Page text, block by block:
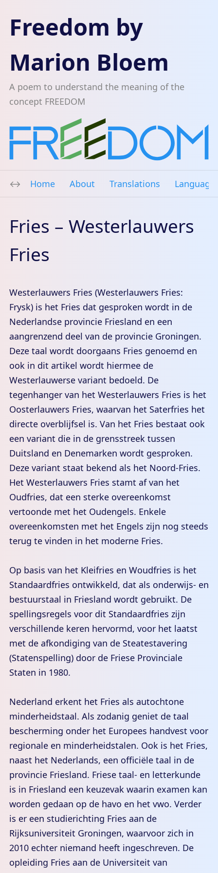
Freedom by
Marion Bloem
A poem to understand the meaning of the
concept FREEDOM
Home About Translations
Fries – Westerlauwers
Fries
Westerlauwers Fries (Westerlauwers Fries:
Frysk) is het Fries dat gesproken wordt in de
Nederlandse provincie Friesland en een
aangrenzend deel van de provincie Groningen.
Deze taal wordt doorgaans Fries genoemd en
ook in dit artikel wordt hiermee de
Westerlauwerse variant bedoeld. De
tegenhanger van het Westerlauwers Fries is het
Oosterlauwers Fries, waarvan het Saterfries het
directe overblijfsel is. Van het Fries bestaat ook
een variant die in de grensstreek tussen
Duitsland en Denemarken wordt gesproken.
Deze variant staat bekend als het Noord-Fries.
Het Westerlauwers Fries stamt af van het
Oudfries, dat een sterke overeenkomst
vertoonde met het Oudengels. Enkele
overeenkomsten met het Engels zijn nog steeds
terug te vinden in het moderne Fries.
Op basis van het Kleifries en Woudfries is het
Standaardfries ontwikkeld, dat als onderwijs- en
bestuurstaal in Friesland wordt gebruikt. De
spellingsregels voor dit Standaardfries zijn
verschillende keren hervormd, voor het laatst
met de afkondiging van de Steatestavering
(Statenspelling) door de Friese Provinciale
Staten in 1980.
Nederland erkent het Fries als autochtone
minderheidstaal. Als zodanig geniet de taal
bescherming onder het Europees handvest voor
regionale en minderheidstalen. Ook is het Fries,
naast het Nederlands, een officiële taal in de
provincie Friesland. Friese taal- en letterkunde
is in Friesland een keuzevak waarin examen kan
worden gedaan op de havo en het vwo. Verder
is er een studierichting Fries aan de
Rijksuniversiteit Groningen, waarvoor zich in
2010 echter niemand heeft ingeschreven. De
opleiding Fries aan de Universiteit van